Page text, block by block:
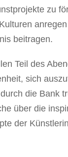
zu
beitragen.
Teil des
sich
die Bank
über die
der